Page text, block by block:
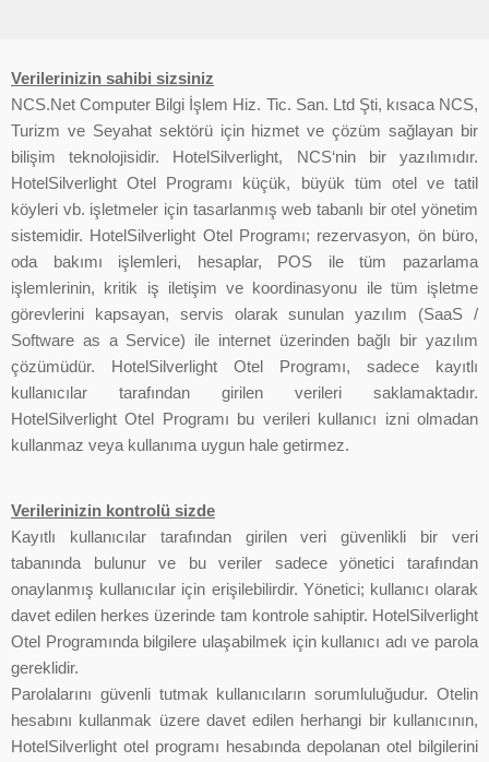
Verilerinizin sahibi sizsiniz
NCS.Net Computer Bilgi İşlem Hiz. Tic. San. Ltd Şti, kısaca NCS,
Turizm ve Seyahat sektörü için hizmet ve çözüm sağlayan bir
bilişim teknolojisidir. HotelSilverlight, NCS‘nin bir yazılımıdır.
HotelSilverlight Otel Programı küçük, büyük tüm otel ve tatil
köyleri vb. işletmeler için tasarlanmış web tabanlı bir otel yönetim
sistemidir. HotelSilverlight Otel Programı; rezervasyon, ön büro,
oda bakımı işlemleri, hesaplar, POS ile tüm pazarlama
işlemlerinin, kritik iş iletişim ve koordinasyonu ile tüm işletme
görevlerini kapsayan, servis olarak sunulan yazılım (SaaS /
Software as a Service) ile internet üzerinden bağlı bir yazılım
çözümüdür. HotelSilverlight Otel Programı, sadece kayıtlı
kullanıcılar tarafından girilen verileri saklamaktadır.
HotelSilverlight Otel Programı bu verileri kullanıcı izni olmadan
kullanmaz veya kullanıma uygun hale getirmez.
Verilerinizin kontrolü sizde
Kayıtlı kullanıcılar tarafından girilen veri güvenlikli bir veri
tabanında bulunur ve bu veriler sadece yönetici tarafından
onaylanmış kullanıcılar için erişilebilirdir. Yönetici; kullanıcı olarak
davet edilen herkes üzerinde tam kontrole sahiptir. HotelSilverlight
Otel Programında bilgilere ulaşabilmek için kullanıcı adı ve parola
gereklidir.
Parolalarını güvenli tutmak kullanıcıların sorumluluğudur. Otelin
hesabını kullanmak üzere davet edilen herhangi bir kullanıcının,
HotelSilverlight otel programı hesabında depolanan otel bilgilerini